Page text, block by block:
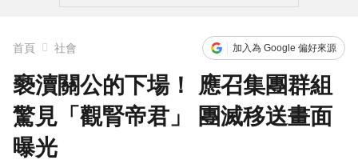
首頁 社會 加入為 Google 偏好來源
褻瀆關公的下場！ 應召集團群組
驚見「觀腎帝君」 團滅移送畫面
曝光